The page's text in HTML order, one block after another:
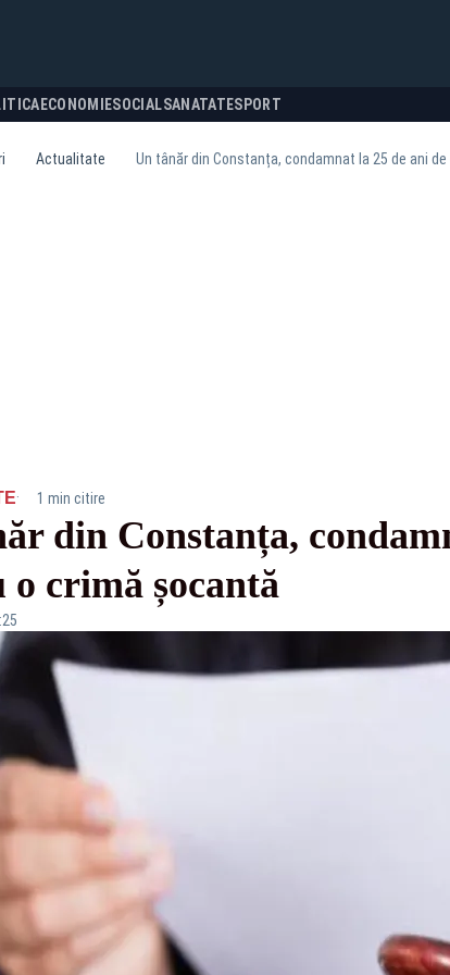
ECONOMIESOCIALSANATATESPORT
Actualitate Un tânăr din Constanța, condamnat la 25 de ani
· 1 min citire
din Constanța,
o crimă șocantă